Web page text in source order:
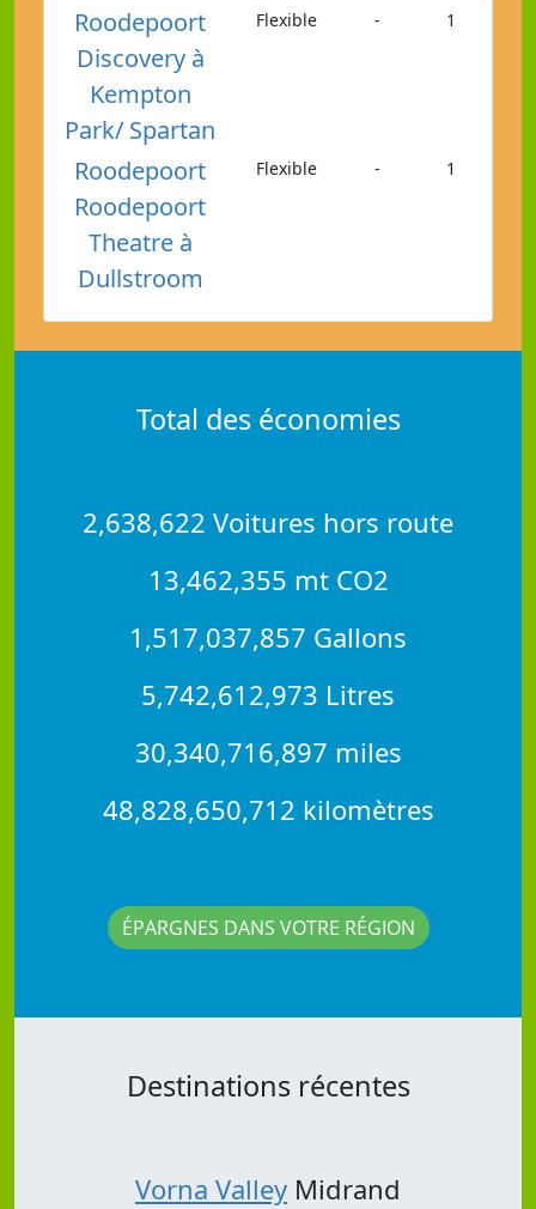
Roodepoort
Discovery à
Kempton
Park/ Spartan
Flexible - 1
Roodepoort
Roodepoort
Theatre à
Dullstroom
Flexible - 1
Total des économies
2,638,622 Voitures hors route
13,462,355 mt CO2
1,517,037,857 Gallons
5,742,612,973 Litres
30,340,716,897 miles
48,828,650,712 kilomètres
ÉPARGNES DANS VOTRE RÉGION
Destinations récentes
Vorna Valley Midrand